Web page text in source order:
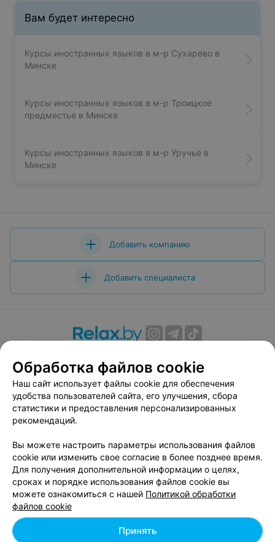
Вам будет интересно
Курсы иностранных языков в м-р Сухарево в
Минске
Курсы иностранных языков в м-р Троицкое
предместье в Минске
Курсы иностранных языков в м-р Уручье в
Минске
Добавить компанию
Добавить специалиста
Вакансии
Публичный договор
Способы оплаты
Публичный договор по использованию сервиса
«Афиша»
Пользовательское соглашение
Связаться по вопросам сотрудничества
Написать руководителю relax.by
Персональные настройки cookie
Обработка персональных данных
Обработка файлов cookie
Наш сайт использует файлы cookie для обеспечения
удобства пользователей сайта, его улучшения, сбора
статистики и предоставления персонализированных
рекомендаций.
Вы можете настроить параметры использования файлов
cookie или изменить свое согласие в более позднее время.
Для получения дополнительной информации о целях,
сроках и порядке использования файлов cookie вы
можете ознакомиться с нашей Политикой обработки
файлов cookie
Принять